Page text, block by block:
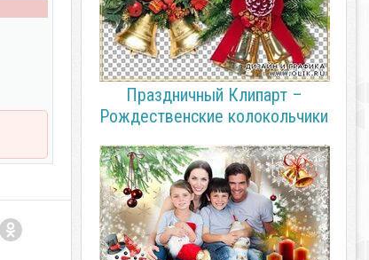
Праздничный Клипарт –
Рождественские колокольчики